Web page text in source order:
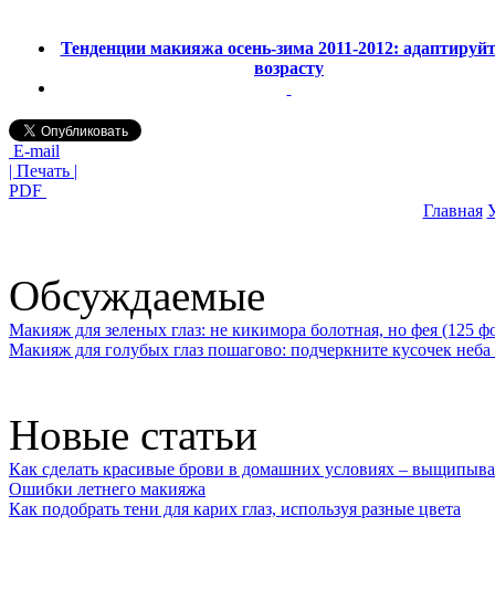
Тенденции макияжа осень-зима 2011-2012:
возрасту
E-mail
| Печать |
PDF
Главная
Обсуждаемые
Макияж для зеленых глаз: не кикимора болотная, но фея (125
Макияж для голубых глаз пошагово: подчеркните кусочек
Новые статьи
Как сделать красивые брови в домашних условиях –
Ошибки летнего макияжа
Как подобрать тени для карих глаз, используя разные цвета